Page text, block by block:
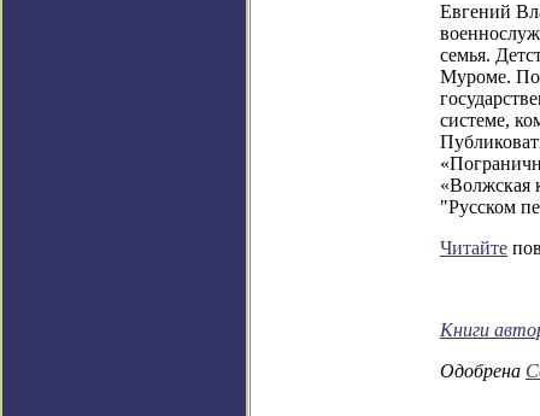
Евгений
семья.
Муроме.
системе,
«Волжская
"Русском
Читайте
Книги
Одобрена